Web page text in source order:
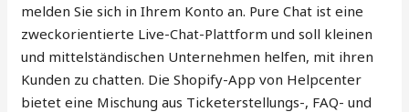
melden Sie sich in Ihrem Konto an. Pure Chat ist eine
zweckorientierte Live-Chat-Plattform und soll kleinen
und mittelständischen Unternehmen helfen, mit ihren
Kunden zu chatten. Die Shopify-App von Helpcenter
bietet eine Mischung aus Ticketerstellungs-, FAQ- und